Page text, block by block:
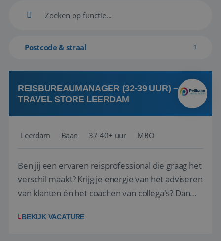
Postcode & straal
REISBUREAUMANAGER (32-39 UUR) –
TRAVEL STORE LEERDAM
Leerdam Baan 37-40+ uur MBO
Ben jij een ervaren reisprofessional die graag het
verschil maakt? Krijg je energie van het adviseren
van klanten én het coachen van collega's? Dan
(onderdeel van Pelikaan Travel Group) zoeken
BEKIJK VACATURE